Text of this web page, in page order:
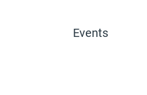
Events